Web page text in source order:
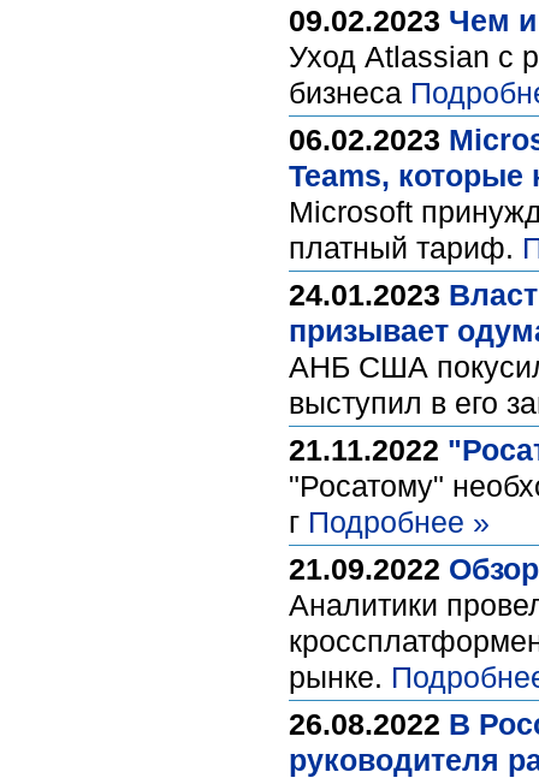
09.02.2023 Чем и
Уход Atlassian с
бизнеса
06.02.2023
Teams,
Microsoft
платный тариф.
24.01.2023
призывает
АНБ США
выступил в его
21.11.2022
"Росатому"
г Подробнее »
21.09.2022
Аналитики
рынке.
26.08.2022 В
руководителя